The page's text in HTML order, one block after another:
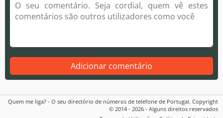
Adicionar comentário
Quem me liga? - O seu directório de números de telefone de Portugal. Copyright
© 2014 - 2026 - Alguns direitos reservados